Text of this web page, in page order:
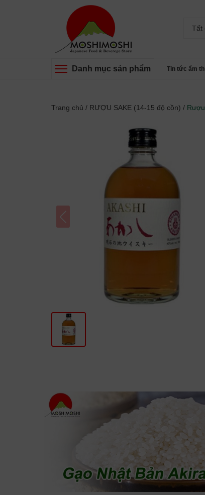
Tất
Danh mục sản phẩm Tin tức ẩm
Trang chủ / RƯỢU SAKE (14-15 độ cồn) /